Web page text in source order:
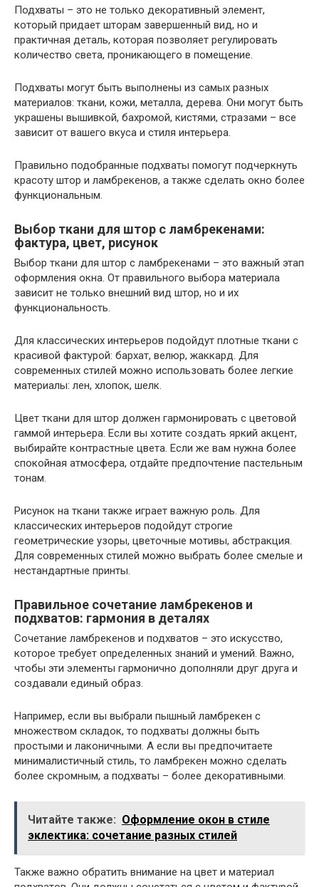
Подхваты – это не только декоративный элемент,
который придает шторам завершенный вид, но и
практичная деталь, которая позволяет регулировать
количество света, проникающего в помещение.
Подхваты могут быть выполнены из самых разных
материалов: ткани, кожи, металла, дерева. Они могут быть
украшены вышивкой, бахромой, кистями, стразами – все
зависит от вашего вкуса и стиля интерьера.
Правильно подобранные подхваты помогут подчеркнуть
красоту штор и ламбрекенов, а также сделать окно более
функциональным.
Выбор ткани для штор с ламбрекенами:
фактура, цвет, рисунок
Выбор ткани для штор с ламбрекенами – это важный этап
оформления окна. От правильного выбора материала
зависит не только внешний вид штор, но и их
функциональность.
Для классических интерьеров подойдут плотные ткани с
красивой фактурой: бархат, велюр, жаккард. Для
современных стилей можно использовать более легкие
материалы: лен, хлопок, шелк.
Цвет ткани для штор должен гармонировать с цветовой
гаммой интерьера. Если вы хотите создать яркий акцент,
выбирайте контрастные цвета. Если же вам нужна более
спокойная атмосфера, отдайте предпочтение пастельным
тонам.
Рисунок на ткани также играет важную роль. Для
классических интерьеров подойдут строгие
геометрические узоры, цветочные мотивы, абстракция.
Для современных стилей можно выбрать более смелые и
нестандартные принты.
Правильное сочетание ламбрекенов и
подхватов: гармония в деталях
Сочетание ламбрекенов и подхватов – это искусство,
которое требует определенных знаний и умений. Важно,
чтобы эти элементы гармонично дополняли друг друга и
создавали единый образ.
Например, если вы выбрали пышный ламбрекен с
множеством складок, то подхваты должны быть
простыми и лаконичными. А если вы предпочитаете
минималистичный стиль, то ламбрекен можно сделать
более скромным, а подхваты – более декоративными.
Читайте также: Оформление окон в стиле
эклектика: сочетание разных стилей
Также важно обратить внимание на цвет и материал